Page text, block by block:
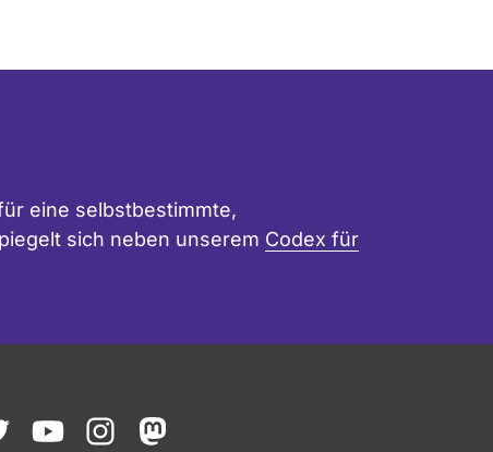
eine selbstbestimmte,
sich neben unserem Codex für
youtubeinstagrammastodon